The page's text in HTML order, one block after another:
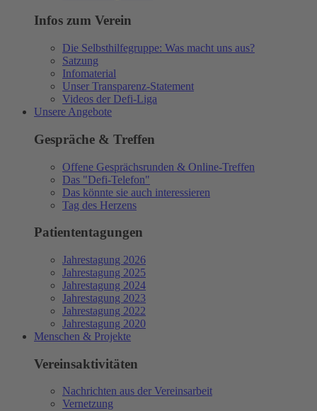
Infos zum Verein
Die Selbsthilfegruppe: Was macht uns aus?
Satzung
Infomaterial
Unser Transparenz-Statement
Videos der Defi-Liga
Unsere Angebote
Gespräche & Treffen
Offene Gesprächsrunden & Online-Treffen
Das "Defi-Telefon"
Das könnte sie auch interessieren
Tag des Herzens
Patiententagungen
Jahrestagung 2026
Jahrestagung 2025
Jahrestagung 2024
Jahrestagung 2023
Jahrestagung 2022
Jahrestagung 2020
Menschen & Projekte
Vereinsaktivitäten
Nachrichten aus der Vereinsarbeit
Vernetzung